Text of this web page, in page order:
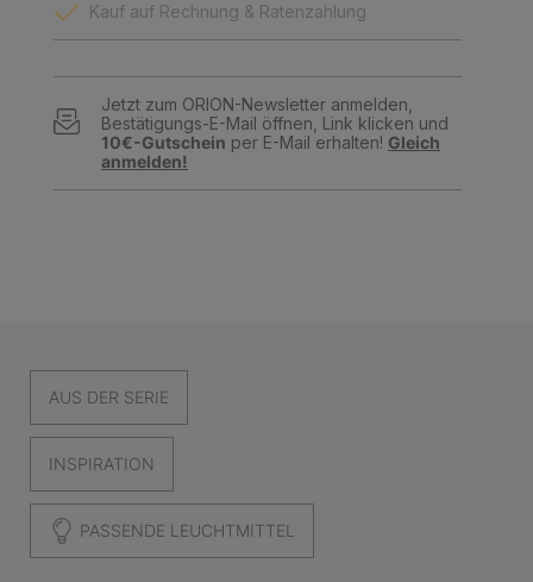
Kauf auf Rechnung & Ratenzahlung
Jetzt zum ORION-Newsletter anmelden,
Bestätigungs-E-Mail öffnen, Link klicken und
10€-Gutschein per E-Mail erhalten! Gleich
anmelden!
AUS DER SERIE
INSPIRATION
PASSENDE LEUCHTMITTEL